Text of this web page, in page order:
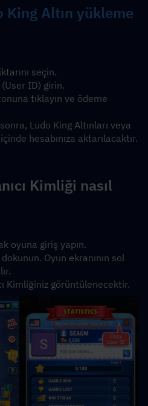
King Altın yükleme
seçin.
(User ID) girin.
tıklayın ve ödeme
Ludo King Altınları veya
hesabınıza aktarılacaktır.
Kimliği nasıl
oyuna giriş yapın.
Oyun ekranının sol
Kimliğiniz görüntülenecektir.